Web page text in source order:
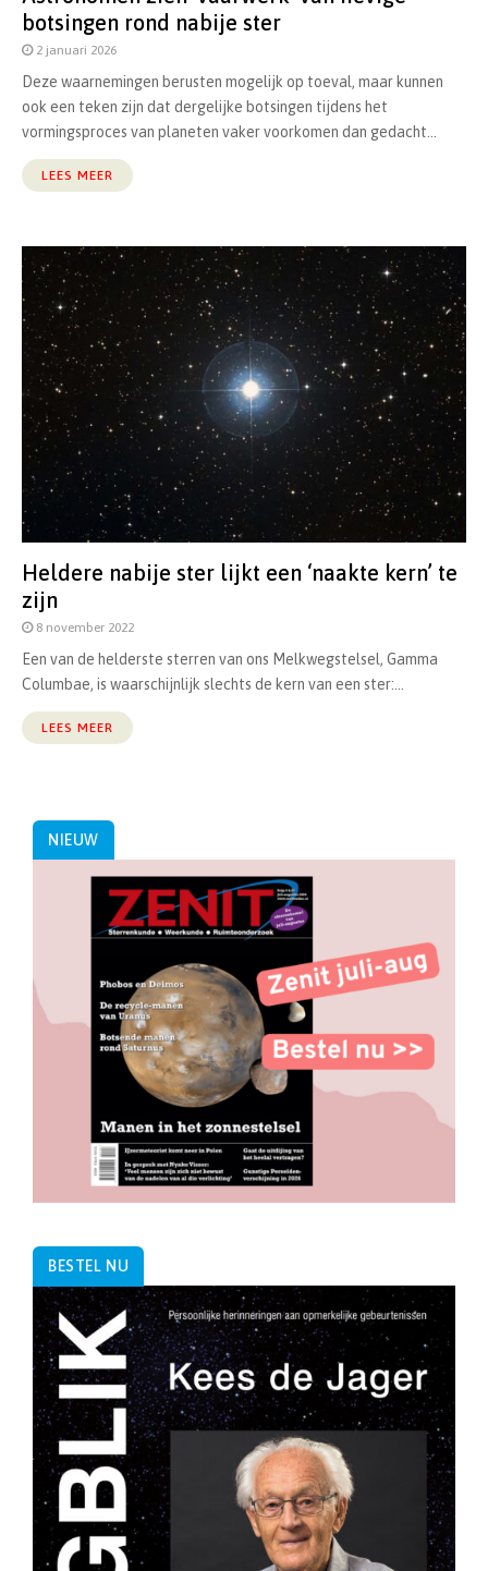
botsingen rond nabije ster
2 januari 2026
Deze waarnemingen berusten mogelijk op toeval, maar kunnen
ook een teken zijn dat dergelijke botsingen tijdens het
vormingsproces van planeten vaker voorkomen dan gedacht...
LEES MEER
Heldere nabije ster lijkt een ‘naakte kern’ te
zijn
8 november 2022
Een van de helderste sterren van ons Melkwegstelsel, Gamma
Columbae, is waarschijnlijk slechts de kern van een ster:...
LEES MEER
NIEUW
BESTEL NU